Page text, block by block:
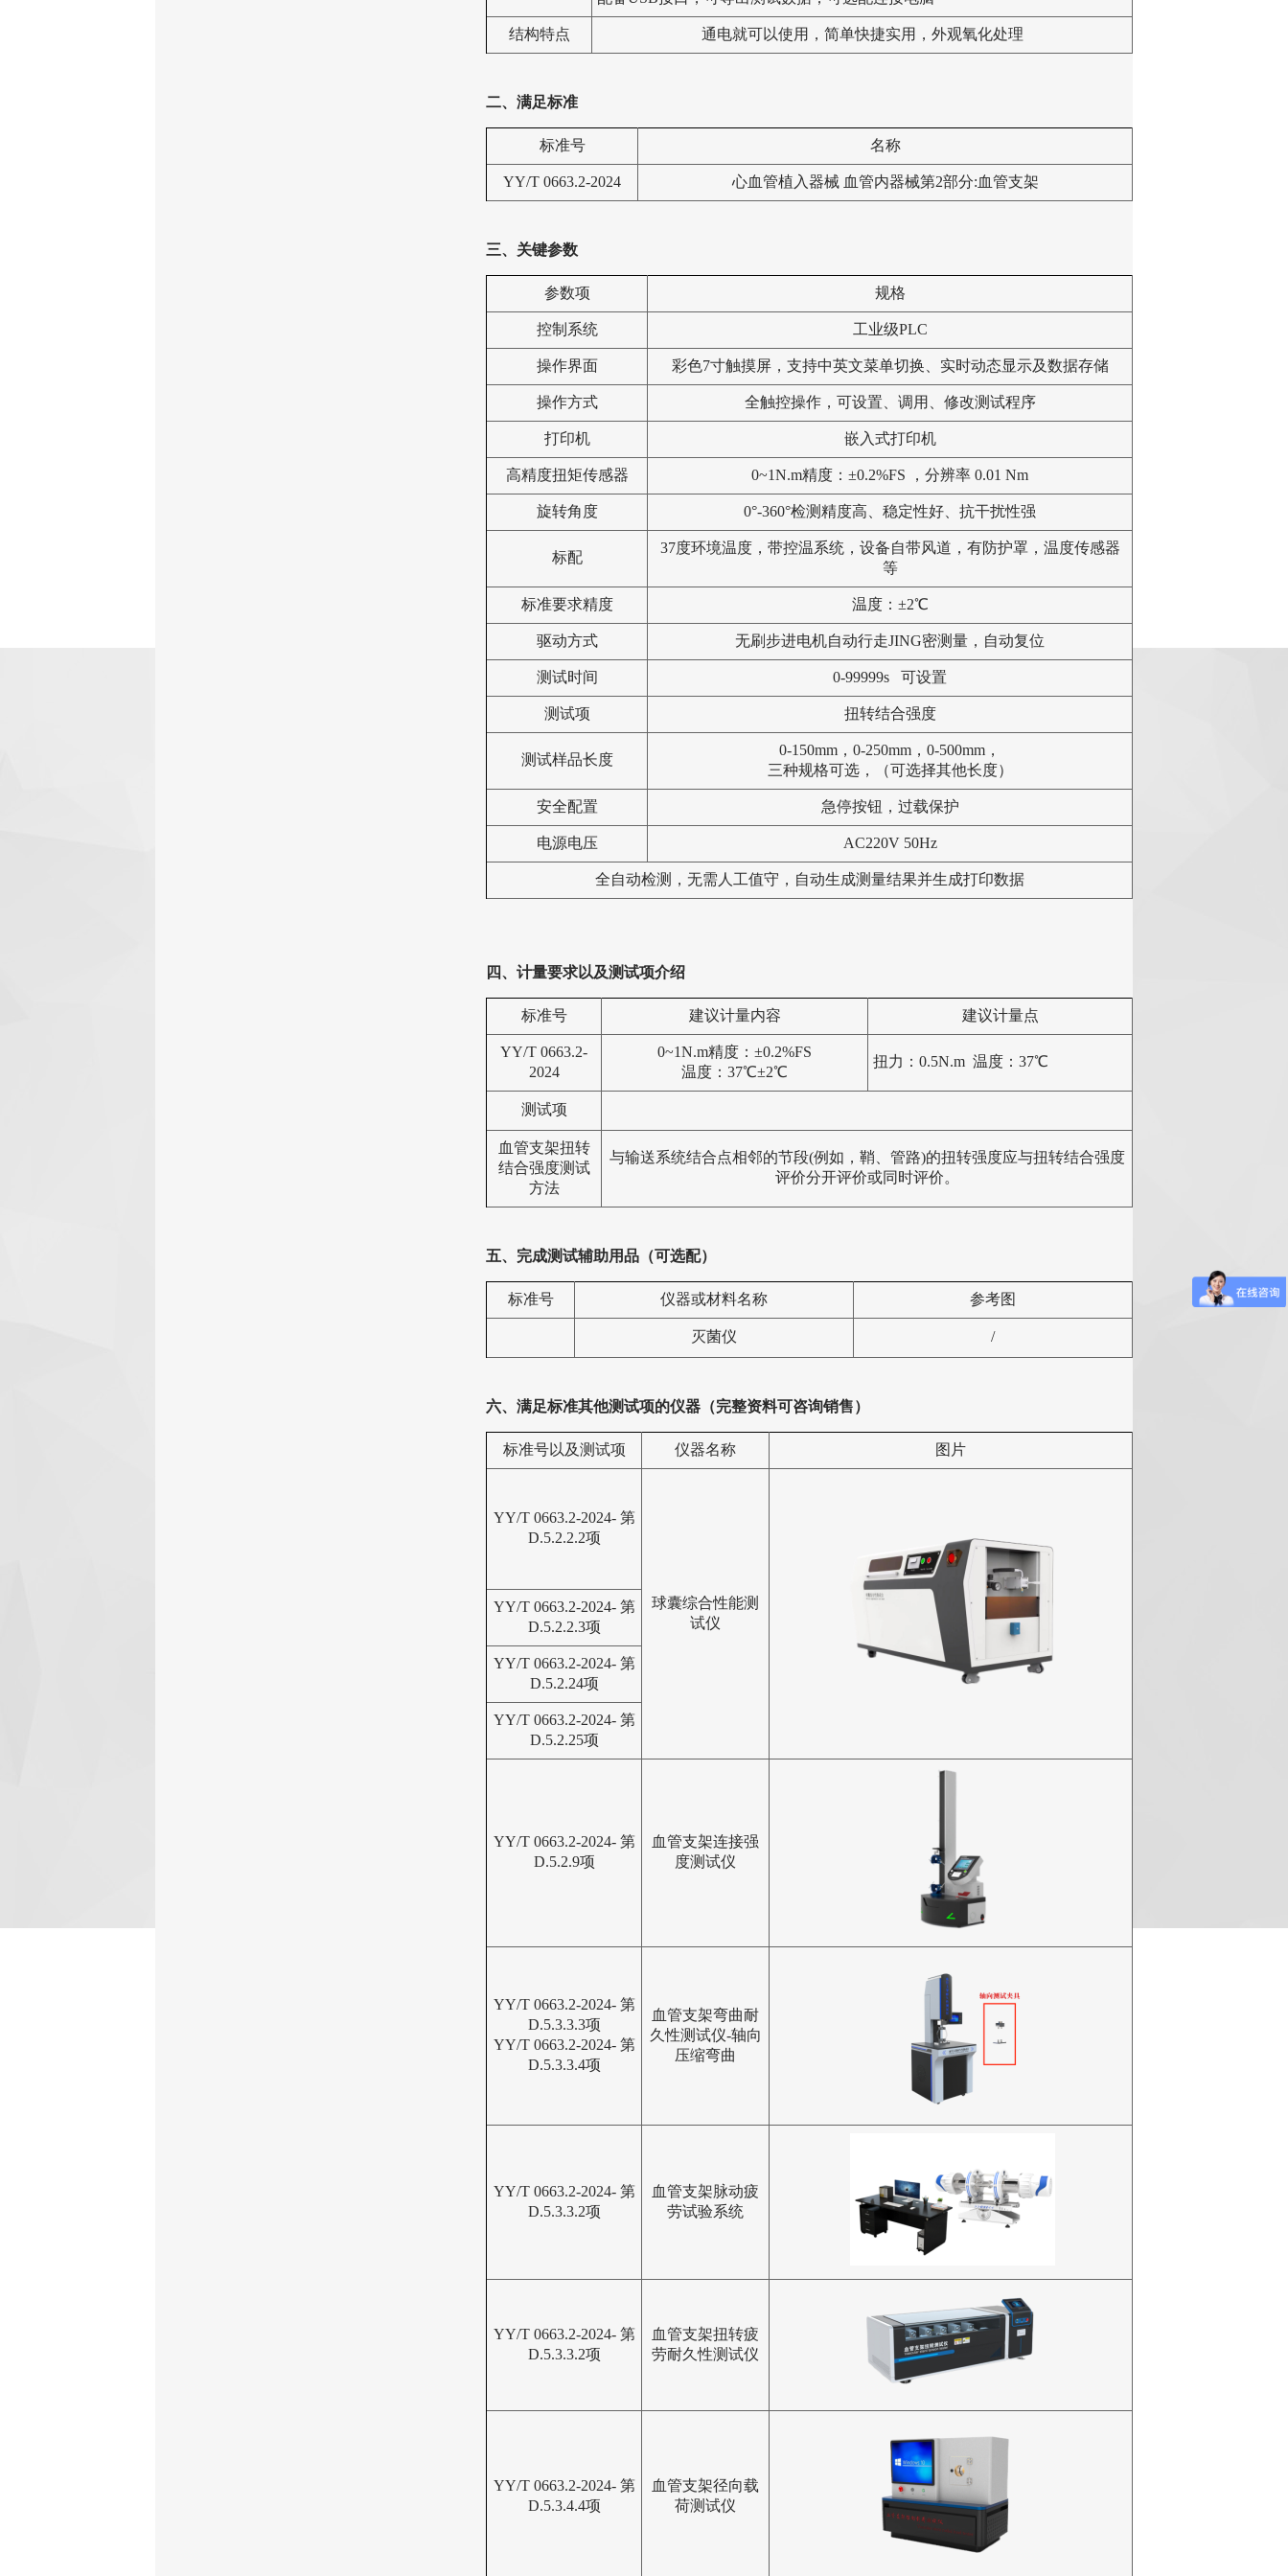
结构特点 通电就可以使用，简单快捷实用，外观氧化处理
二、满足标准
标准号 名称
YY/T 0663.2-2024 心血管植入器械 血管内器械第2部分:血管支架
三、关键参数
‌参数项‌ 规格‌
控制系统 工业级PLC
操作界面 彩色7寸触摸屏， 支持中英文菜单切换、实时动态显示及数据存储
操作方式 全触控操作，可设置、调用、修改测试程序
打印机 嵌入式打印机
高精度扭矩传感器 0~1N.m精度：±0.2%FS ，分辨率 0.01 Nm
旋转角度 0°-360°检测精度高、稳定性好、抗干扰性强
标配
37度环境温度，带控温系统，设备自带风道，有防护罩，温度传感器
等
标准要求精度 温度：±2℃
驱动方式 无刷步进电机自动行走JING密测量，自动复位
测试时间 0-99999s 可设置
测试项 扭转结合强度
测试样品长度
0-150mm，0-250mm，0-500mm，
三种规格可选，（可选择其他长度）
安全配置 急停按钮，过载保护
电源电压 AC220V 50Hz
全自动检测，无需人工值守，自动生成测量结果并生成打印数据
四、计量要求以及测试项介绍
标准号 建议计量内容 建议计量点
YY/T 0663.2-
2024
0~1N.m精度：±0.2%FS
温度：37℃±2℃
扭力：0.5N.m 温度：37℃
测试项
血管支架扭转
结合强度测试
方法
与输送系统结合点相邻的节段(例如，鞘、管路)的扭转强度应与扭转结合强度
评价分开评价或同时评价。
五、完成测试辅助用品（可选配）
标准号 仪器或材料名称 参考图
灭菌仪 /
六、满足标准其他测试项的仪器（完整资料可咨询销售）
标准号以及测试项 仪器名称 图片
YY/T 0663.2-2024- 第
D.5.2.2.2项
球囊综合性能测
试仪
YY/T 0663.2-2024- 第
D.5.2.2.3项
YY/T 0663.2-2024- 第
D.5.2.24项
YY/T 0663.2-2024- 第
D.5.2.25项
YY/T 0663.2-2024- 第
D.5.2.9项
血管支架连接强
度测试仪
YY/T 0663.2-2024- 第
D.5.3.3.3项
YY/T 0663.2-2024- 第
D.5.3.3.4项
血管支架弯曲耐
久性测试仪-轴向
压缩弯曲
YY/T 0663.2-2024- 第
D.5.3.3.2项
血管支架脉动疲
劳试验系统
YY/T 0663.2-2024- 第
D.5.3.3.2项
血管支架扭转疲
劳耐久性测试仪
YY/T 0663.2-2024- 第
D.5.3.4.4项
血管支架径向载
荷测试仪